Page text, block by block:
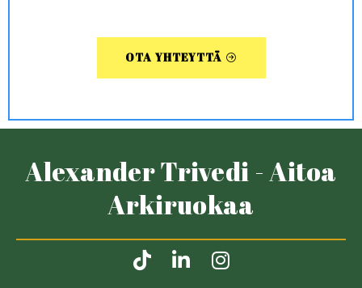
OTA YHTEYTTÄ
Alexander Trivedi - Aitoa
Arkiruokaa